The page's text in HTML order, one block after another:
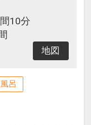
10分
地図
呂